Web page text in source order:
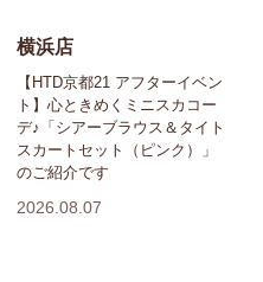
横浜店
【HTD京都21 アフターイベン
ト】心ときめくミニスカコー
デ♪「シアーブラウス＆タイト
スカートセット（ピンク）」
のご紹介です
2026.08.07